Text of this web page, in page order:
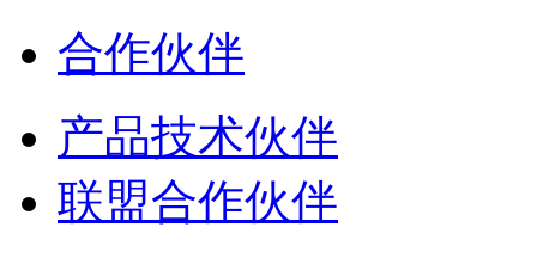
合作伙伴
产品技术伙伴
联盟合作伙伴